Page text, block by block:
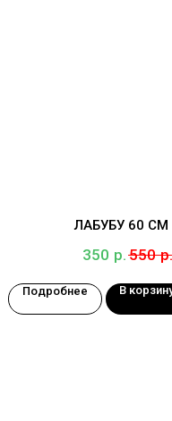
ЛАБУБУ 60 СМ
350 р.550 р.
Подробнее В